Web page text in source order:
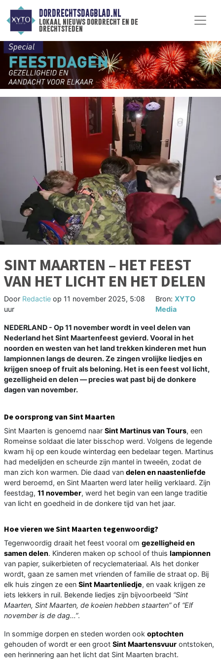
DORDRECHTSDAGBLAD.NL
lokaal nieuws dordrecht en de
drechtsteden
SINT MAARTEN – HET FEEST
VAN HET LICHT EN HET DELEN
Door Redactie op 11 november 2025, 5:08
uur
Bron: XYTO
Media
NEDERLAND - Op 11 november wordt in veel delen van
Nederland het Sint Maartenfeest gevierd. Vooral in het
noorden en westen van het land trekken kinderen met hun
lampionnen langs de deuren. Ze zingen vrolijke liedjes en
krijgen snoep of fruit als beloning. Het is een feest vol licht,
gezelligheid en delen — precies wat past bij de donkere
dagen van november.
De oorsprong van Sint Maarten
Sint Maarten is genoemd naar Sint Martinus van Tours, een
Romeinse soldaat die later bisschop werd. Volgens de legende
kwam hij op een koude winterdag een bedelaar tegen. Martinus
had medelijden en scheurde zijn mantel in tweeën, zodat de
man zich kon warmen. Die daad van delen en naastenliefde
werd beroemd, en Sint Maarten werd later heilig verklaard. Zijn
feestdag, 11 november, werd het begin van een lange traditie
van licht en goedheid in de donkere tijd van het jaar.
Hoe vieren we Sint Maarten tegenwoordig?
Tegenwoordig draait het feest vooral om gezelligheid en
samen delen. Kinderen maken op school of thuis lampionnen
van papier, suikerbieten of recyclemateriaal. Als het donker
wordt, gaan ze samen met vrienden of familie de straat op. Bij
elk huis zingen ze een Sint Maartenliedje, en vaak krijgen ze
iets lekkers in ruil. Bekende liedjes zijn bijvoorbeeld “Sint
Maarten, Sint Maarten, de koeien hebben staarten”of “Elf
november is de dag…”.
In sommige dorpen en steden worden ook optochten
gehouden of wordt er een groot Sint Maartensvuur ontstoken,
een herinnering aan het licht dat Sint Maarten bracht.